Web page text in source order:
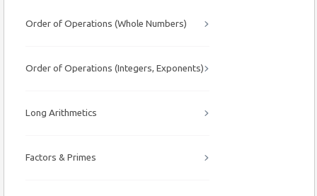
Order of Operations (Whole Numbers)
Order of Operations (Integers, Exponents)
Long Arithmetics
Factors & Primes